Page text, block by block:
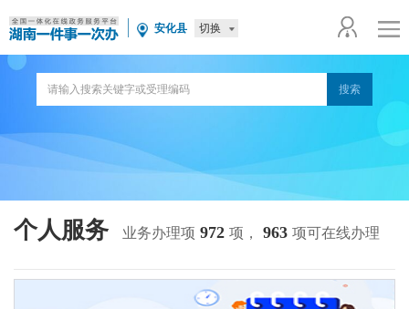
安化县 切换
个人服务 业务办理项 972 项， 963 项可在线办理